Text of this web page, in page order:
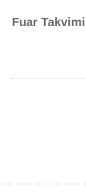
Fuar Takvimi